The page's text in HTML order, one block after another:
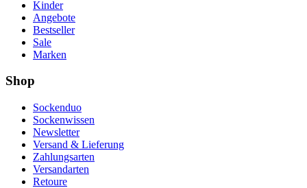
Kinder
Angebote
Bestseller
Sale
Marken
Shop
Sockenduo
Sockenwissen
Newsletter
Versand & Lieferung
Zahlungsarten
Versandarten
Retoure